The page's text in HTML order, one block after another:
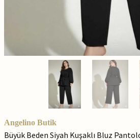
Angelino Butik
Büyük Beden Siyah Kuşaklı Bluz